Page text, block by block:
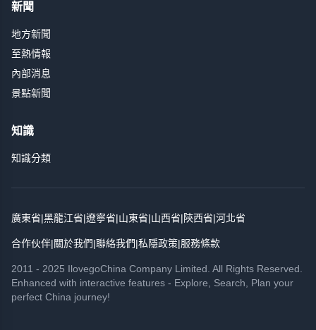
新聞
地方新聞
至熱情報
內部消息
景點新聞
知識
知識分類
廣東省|黑龍江省|遼寧省|山東省|山西省|陝西省|河北省
合作伙伴|關於我們|聯絡我們|私隱政策|服務條款
2011 - 2025 IlovegoChina Company Limited. All Rights Reserved.
Enhanced with interactive features - Explore, Search, Plan your
perfect China journey!